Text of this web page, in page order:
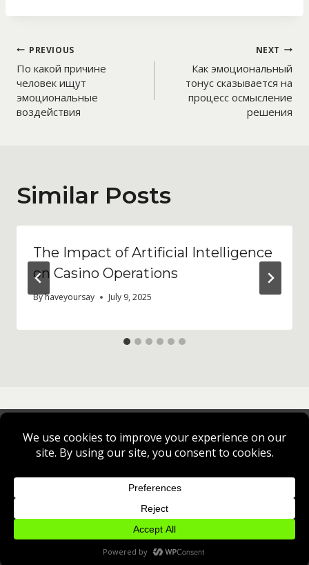
Post
navigation
PREVIOUS
По какой причине
человек ищут
эмоциональные
воздействия
NEXT
Как эмоциональный
тонус сказывается на
процесс осмысление
решения
Similar Posts
The Impact of Artificial Intelligence
on Casino Operations
Byhaveyoursay July 9, 2025
Privacy Policy
Cookie Policy
Accessibility Statement